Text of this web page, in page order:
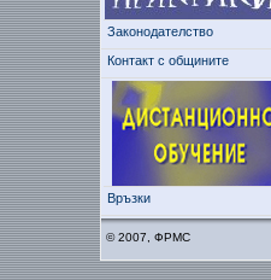
Законодателство
Контакт с общините
Връзки
© 2007, ФРМС